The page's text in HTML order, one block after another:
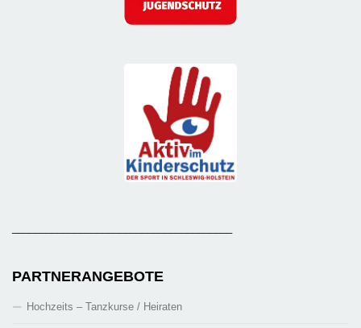
PARTNERANGEBOTE
Hochzeits – Tanzkurse / Heiraten